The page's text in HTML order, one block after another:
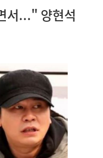
서..." 양현석